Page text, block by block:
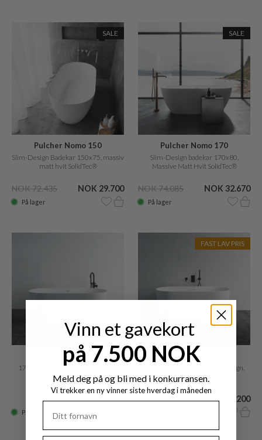
SALE
Pulcher Nomo 150
Slim-Design Badekar 150x75, massiv
matt hvit SolidTec®
NOK 72.435 NOK 29.700
På lager
SALE
Pulcher Nomo 170
Slim-Design badekar 170x80,
Massive Matt Hvit SolidTec®
NOK 74.085 NOK 32.670
På lager
Takai 170
170x80 cm Badekar, Slim Design,
Matt Hvit
NOK 41.740
På lager
FAST LAV PRIS
Takai 150
150x70 cm Badekar, Slim Design,
Blank hvit
NOK 13.200
Vinn et gavekort
på 7.500 NOK
Meld deg på og bli med i konkurransen.
Vi trekker en ny vinner siste hverdag i måneden